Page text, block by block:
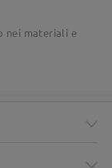
nei materiali e